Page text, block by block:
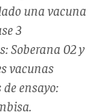
una vacuna
3
Soberana 02 y
vacunas
ensayo: